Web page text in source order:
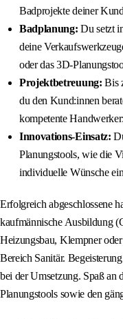
Badprojekte deiner
Badplanung: Du setzt
deine
oder das 3D-
Projektbetreuung: Bis
du den Kund:innen
kompetente
Innovations-Einsatz:
Planungstools, wie die
individuelle Wünsche
Erfolgreich abgeschlossene
kaufmännische Ausbildung
Heizungsbau, Klempner
Bereich Sanitär.
bei der Umsetzung. Spaß an
Planungstools sowie den